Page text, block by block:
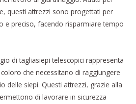
questi attrezzi sono progettati per
e preciso, facendo risparmiare tempo
di tagliasiepi telescopici rappresenta
che necessitano di raggiungere
delle siepi. Questi attrezzi, grazie alla
di lavorare in sicurezza